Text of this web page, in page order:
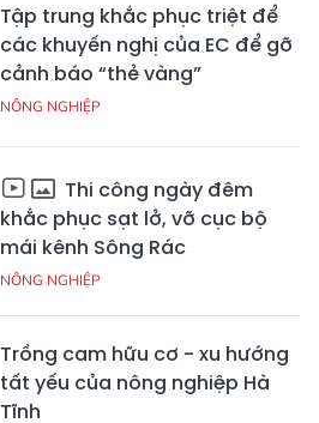
Tập trung khắc phục triệt để
các khuyến nghị của EC để gỡ
cảnh báo “thẻ vàng”
NÔNG NGHIỆP
Thi công ngày đêm
khắc phục sạt lở, vỡ cục bộ
mái kênh Sông Rác
NÔNG NGHIỆP
Trồng cam hữu cơ - xu hướng
tất yếu của nông nghiệp Hà
Tĩnh